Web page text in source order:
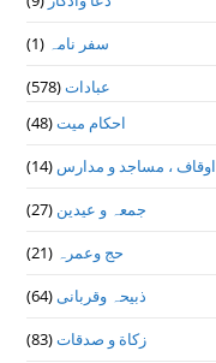
سفر نامہ (1)
عبادات(578)
احکام میت(48)
اوقاف ، مساجد و مدارس (14)
جمعہ و عیدین (27)
حج وعمرہ (21)
ذبیحہ وقربانی(64)
زکاة و صدقات(83)